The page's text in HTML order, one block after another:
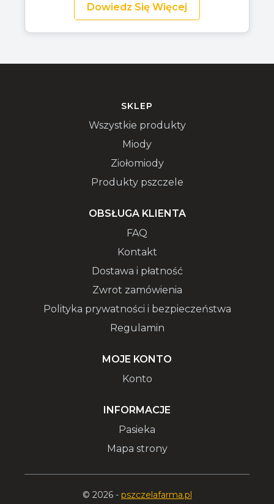
Dowiedz Się Więcej
SKLEP
Wszystkie produkty
Miody
Ziołomiody
Produkty pszczele
OBSŁUGA KLIENTA
FAQ
Kontakt
Dostawa i płatność
Zwrot zamówienia
Polityka prywatności i bezpieczeństwa
Regulamin
MOJE KONTO
Konto
INFORMACJE
Pasieka
Mapa strony
© 2026 - pszczelafarma.pl